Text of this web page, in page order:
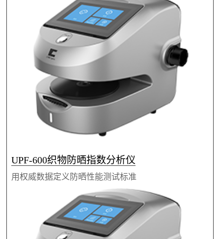
UPF-600织物防晒指数分析仪
用权威数据定义防晒性能测试标准